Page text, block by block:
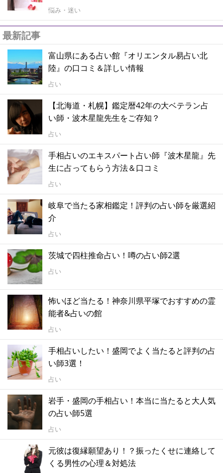
悩み・迷い
最新記事
富山県にある占い館『オリエンタル易占い北
陸』の口コミ＆詳しい情報
占い
【北海道・札幌】鑑定暦42年の大ベテラン占
い師・波木星龍先生をご存知？
占い
手相占いのエキスパート占い師『波木星龍』先
生に占ってもらう方法＆口コミ
占い
岐阜で当たる家相鑑定！評判の占い師を厳選紹
介
占い
茨城で四柱推命占い！噂の占い師2選
占い
怖いほど当たる！神奈川県平塚でおすすめの霊
能者&占いの館
占い
手相占いしたい！盛岡でよく当たると評判の占
い師3選！
占い
岩手・盛岡の手相占い！本当に当たると大人気
の占い師5選
占い
元彼は復縁願望あり！？振ったくせに連絡して
くる男性の心理＆対処法